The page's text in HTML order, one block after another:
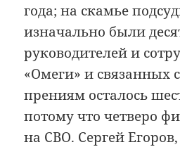
года; на скамье
изначально были
руководителей и
«Омеги» и связанных
прениям осталось
потому что четверо
на СВО. Сергей